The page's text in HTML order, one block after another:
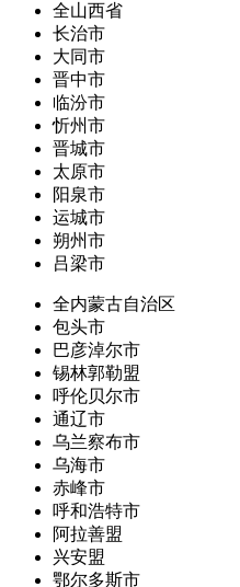
全山西省
长治市
大同市
晋中市
临汾市
忻州市
晋城市
太原市
阳泉市
运城市
朔州市
吕梁市
全内蒙古自治区
包头市
巴彦淖尔市
锡林郭勒盟
呼伦贝尔市
通辽市
乌兰察布市
乌海市
赤峰市
呼和浩特市
阿拉善盟
兴安盟
鄂尔多斯市